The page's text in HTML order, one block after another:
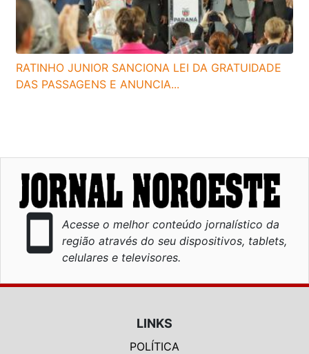
RATINHO JUNIOR SANCIONA LEI DA GRATUIDADE
DAS PASSAGENS E ANUNCIA...
smartphone
Acesse o melhor conteúdo jornalístico da
região através do seu dispositivos, tablets,
celulares e televisores.
LINKS
POLÍTICA